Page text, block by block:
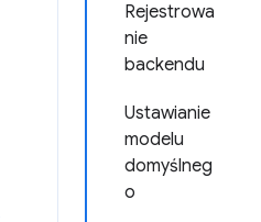
Rejestrowa
nie
backendu
Ustawianie
modelu
domyślneg
o